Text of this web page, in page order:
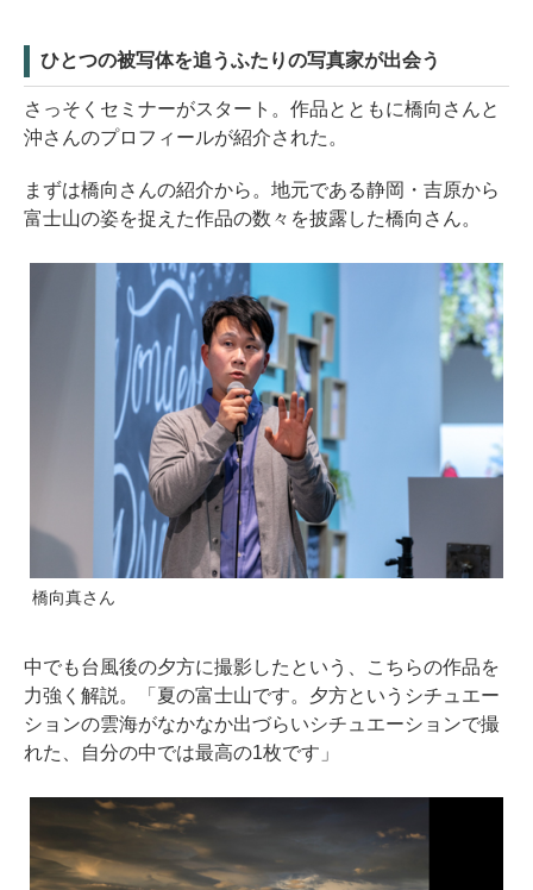
ひとつの被写体を追うふたりの写真家が出会う
さっそくセミナーがスタート。作品とともに橋向さんと
沖さんのプロフィールが紹介された。
まずは橋向さんの紹介から。地元である静岡・吉原から
富士山の姿を捉えた作品の数々を披露した橋向さん。
橋向真さん
中でも台風後の夕方に撮影したという、こちらの作品を
力強く解説。「夏の富士山です。夕方というシチュエー
ションの雲海がなかなか出づらいシチュエーションで撮
れた、自分の中では最高の1枚です」